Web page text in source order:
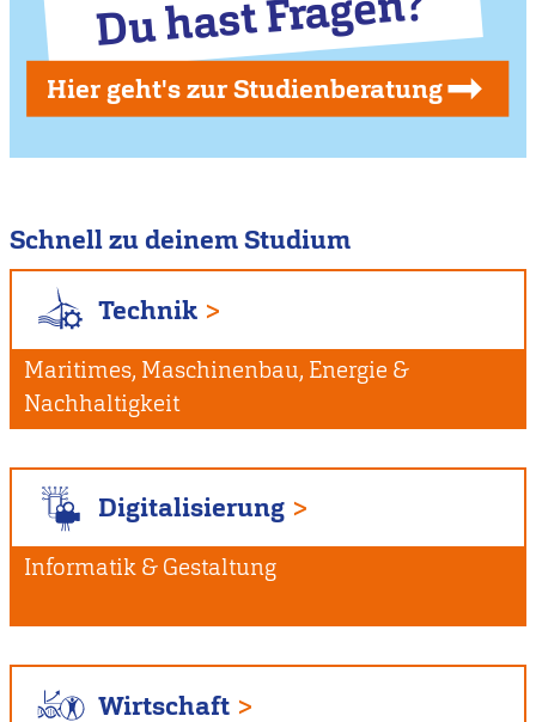
Du hast Fragen?
Hier geht's zur Studienberatung
Schnell zu deinem Studium
Technik
Maritimes, Maschinenbau, Energie &
Nachhaltigkeit
Digitalisierung
Informatik & Gestaltung
Wirtschaft